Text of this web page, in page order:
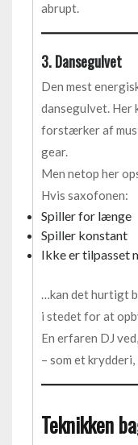
abrupt.
3. Dansegulvet
Den mest
dansegulvet. Her
forstærker af
gear.
Men netop her
Hvis saxofonen:
Spiller for længe
Spiller konstant
Ikke er tilpasset
…kan det hurtigt
i stedet for at
En erfaren DJ
– som et
Teknikken